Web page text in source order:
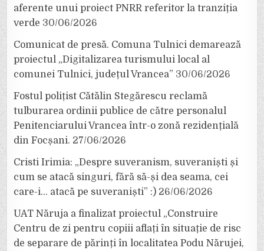
aferente unui proiect PNRR referitor la tranziția
verde 30/06/2026
Comunicat de presă. Comuna Tulnici demarează
proiectul „Digitalizarea turismului local al
comunei Tulnici, județul Vrancea” 30/06/2026
Fostul polițist Cătălin Stegărescu reclamă
tulburarea ordinii publice de către personalul
Penitenciarului Vrancea într-o zonă rezidențială
din Focșani. 27/06/2026
Cristi Irimia: „Despre suveranism, suveraniști și
cum se atacă singuri, fără să-și dea seama, cei
care-i… atacă pe suveraniști” :) 26/06/2026
UAT Năruja a finalizat proiectul „Construire
Centru de zi pentru copiii aflați în situație de risc
de separare de părinți în localitatea Podu Nărujei,